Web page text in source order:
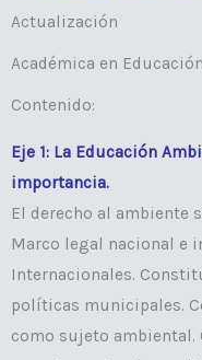
Actualización
Académica en
Contenido:
Eje 1: La Educación
importancia.
El derecho al ambiente
Marco legal nacional e
Internacionales.
políticas municipales.
como sujeto ambiental.